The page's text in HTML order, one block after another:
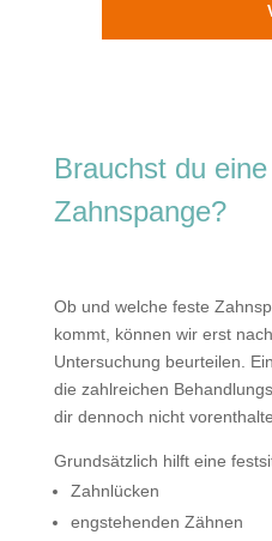
Brauchst du eine
Zahnspange?
Ob und welche feste
kommt, können wir erst
Untersuchung beurteilen.
die zahlreichen
dir dennoch nicht
Grundsätzlich hilft eine
Zahnlücken
engstehenden Zähnen